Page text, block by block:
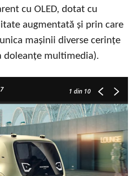
cu OLED, dotat cu
augmentată și prin care
mașinii diverse cerințe
doleanțe multimedia).
1 din 10